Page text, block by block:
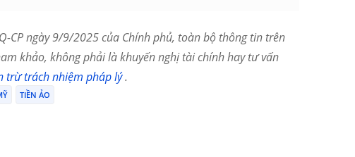
CP ngày 9/9/2025 của Chính phủ, toàn bộ thông tin trên
khảo, không phải là khuyến nghị tài chính hay tư vấn
trừ trách nhiệm pháp lý.
TIỀN ẢO